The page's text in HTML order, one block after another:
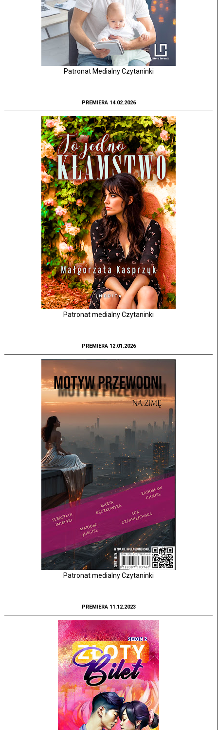
Patronat Medialny Czytaninki
PREMIERA 14.02.2026
Patronat medialny Czytaninki
PREMIERA 12.01.2026
Patronat medialny Czytaninki
PREMIERA 11.12.2023